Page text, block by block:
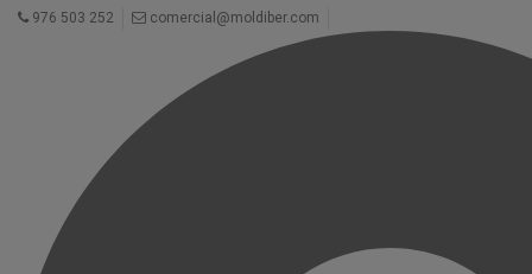
976 503 252 comercial@moldiber.com